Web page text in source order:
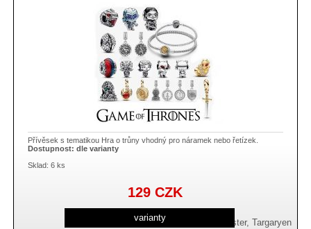
Přívěsek s tematikou Hra o trůny vhodný pro náramek nebo řetízek.
Dostupnost:dle varianty
Sklad: 6 ks
varianty
Daenerys, duchovní direwolf, Lanister, Targaryen
129CZK